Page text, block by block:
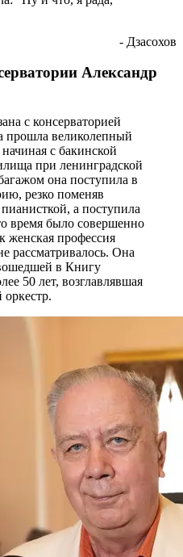
- Дзасохов
Александр
с консерваторией
прошла великолепный
с бакинской
при ленинградской
она поступила в
резко поменяв
а поступила
время было совершенно
женская профессия
рассматривалось. Она
в Книгу
50 лет, возглавлявшая